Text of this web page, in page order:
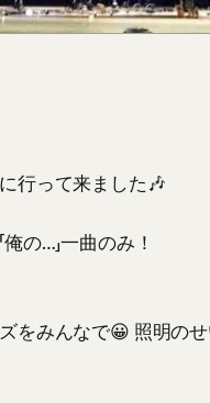
行って来ました🎶
の…」一曲のみ！
をみんなで😀 照明の